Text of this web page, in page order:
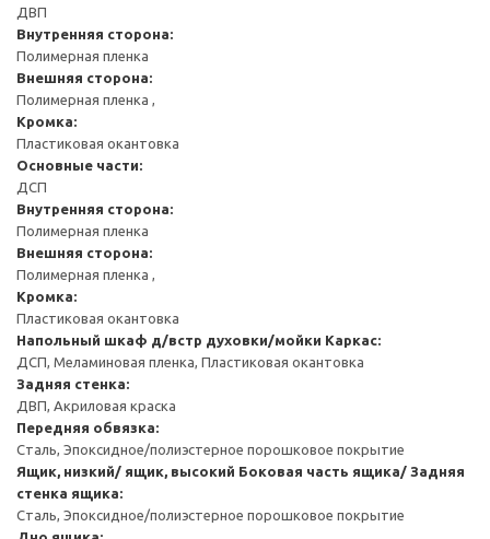
ДВП
Внутренняя сторона:
Полимерная пленка
Внешняя сторона:
Полимерная пленка ,
Кромка:
Пластиковая окантовка
Основные части:
ДСП
Внутренняя сторона:
Полимерная пленка
Внешняя сторона:
Полимерная пленка ,
Кромка:
Пластиковая окантовка
Напольный шкаф д/встр духовки/мойки Каркас:
ДСП, Меламиновая пленка, Пластиковая окантовка
Задняя стенка:
ДВП, Акриловая краска
Передняя обвязка:
Сталь, Эпоксидное/полиэстерное порошковое покрытие
Ящик, низкий/ ящик, высокий Боковая часть ящика/ Задняя
стенка ящика:
Сталь, Эпоксидное/полиэстерное порошковое покрытие